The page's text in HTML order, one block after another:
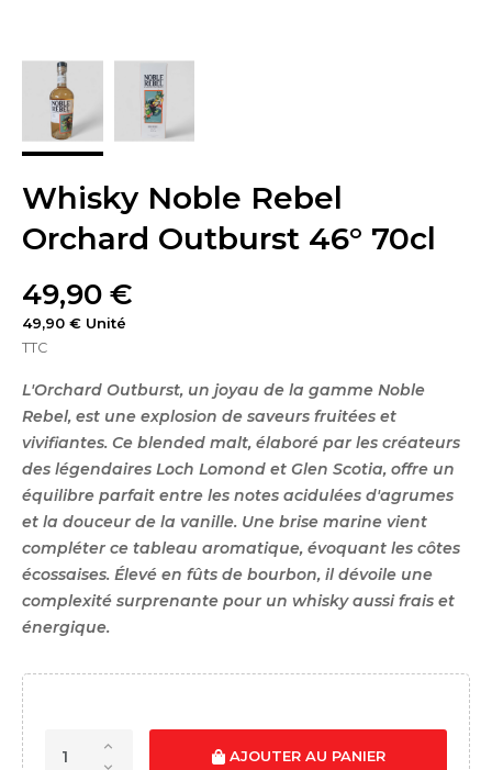
Whisky Noble Rebel
Orchard Outburst 46° 70cl
49,90 €
49,90 € Unité
TTC
L'Orchard Outburst, un joyau de la gamme Noble
Rebel, est une explosion de saveurs fruitées et
vivifiantes. Ce blended malt, élaboré par les créateurs
des légendaires Loch Lomond et Glen Scotia, offre un
équilibre parfait entre les notes acidulées d'agrumes
et la douceur de la vanille. Une brise marine vient
compléter ce tableau aromatique, évoquant les côtes
écossaises. Élevé en fûts de bourbon, il dévoile une
complexité surprenante pour un whisky aussi frais et
énergique.
AJOUTER AU PANIER